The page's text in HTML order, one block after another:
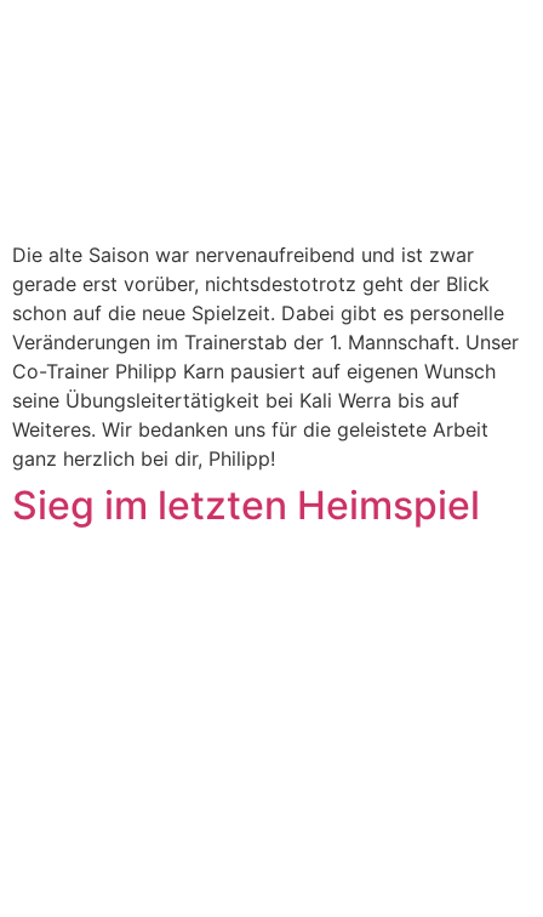
Die alte Saison war nervenaufreibend und ist zwar
gerade erst vorüber, nichtsdestotrotz geht der Blick
schon auf die neue Spielzeit. Dabei gibt es personelle
Veränderungen im Trainerstab der 1. Mannschaft. Unser
Co-Trainer Philipp Karn pausiert auf eigenen Wunsch
seine Übungsleitertätigkeit bei Kali Werra bis auf
Weiteres. Wir bedanken uns für die geleistete Arbeit
ganz herzlich bei dir, Philipp!
Sieg im letzten Heimspiel